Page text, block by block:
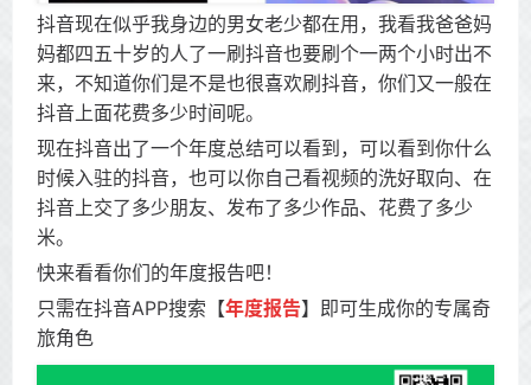
抖音现在似乎我身边的男女老少都在用，我看我爸爸妈
妈都四五十岁的人了一刷抖音也要刷个一两个小时出不
来，不知道你们是不是也很喜欢刷抖音，你们又一般在
抖音上面花费多少时间呢。
现在抖音出了一个年度总结可以看到，可以看到你什么
时候入驻的抖音，也可以你自己看视频的洗好取向、在
抖音上交了多少朋友、发布了多少作品、花费了多少
米。
快来看看你们的年度报告吧！
只需在抖音APP搜索【年度报告】即可生成你的专属奇
旅角色